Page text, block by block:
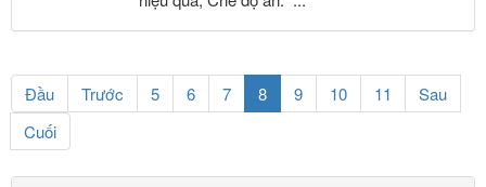
Đầu Trước 5 6 7 8(current)
9 10 11
Sau
Cuối